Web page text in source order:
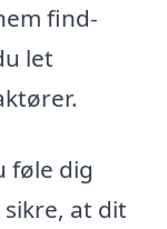
find-
let
føle dig
at dit